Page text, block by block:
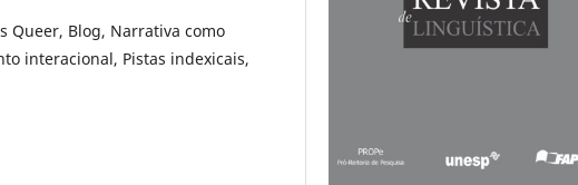
Queer, Blog, Narrativa como
interacional, Pistas indexicais,